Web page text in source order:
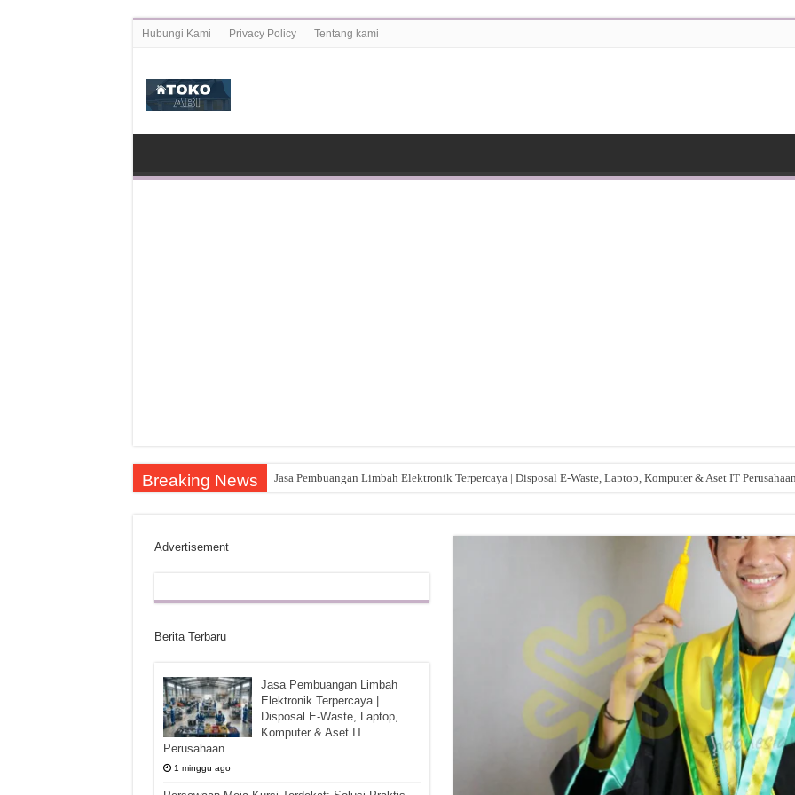
Hubungi Kami Privacy Policy Tentang kami
Breaking News Jasa Pembuangan Limbah Elektronik Terpercaya | Disposal E-Waste, Laptop, Komputer & Aset IT
Advertisement
Berita Terbaru
Jasa Pembuangan Limbah
Elektronik Terpercaya |
Disposal E-Waste, Laptop,
Komputer & Aset IT
Perusahaan
1 minggu ago